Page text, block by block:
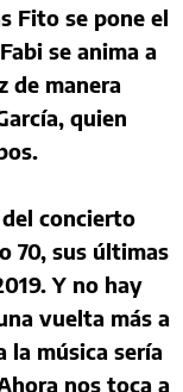
Fito se pone el
se anima a
de manera
quien
concierto
70, sus últimas
Y no hay
vuelta más a
la música sería
nos toca a